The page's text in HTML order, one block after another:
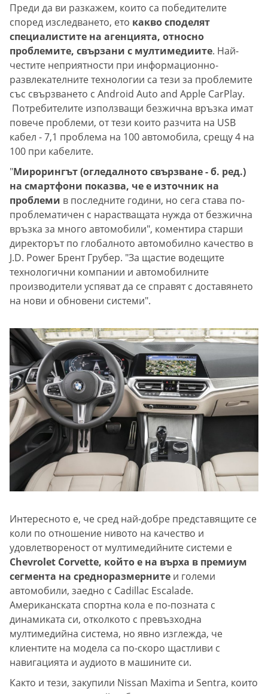
Преди да ви разкажем, които са победителите
според изследването, ето какво споделят
специалистите на агенцията, относно
проблемите, свързани с мултимедиите. Най-
честите неприятности при информационно-
развлекателните технологии са тези за проблемите
със свързването с Android Auto and Apple CarPlay.
Потребителите използващи безжична връзка имат
повече проблеми, от тези които разчита на USB
кабел - 7,1 проблема на 100 автомобила, срещу 4 на
100 при кабелите.
"Мирорингът (огледалното свързване - б. ред.)
на смартфони показва, че е източник на
проблеми в последните години, но сега става по-
проблематичен с нарастващата нужда от безжична
връзка за много автомобили", коментира старши
директорът по глобалното автомобилно качество в
J.D. Power Брент Грубер. "За щастие водещите
технологични компании и автомобилните
производители успяват да се справят с доставянето
на нови и обновени системи".
Интересното е, че сред най-добре представящите се
коли по отношение нивото на качество и
удовлетвореност от мултимедийните системи е
Chevrolet Corvette, който е на върха в премиум
сегмента на средноразмерните и големи
автомобили, заедно с Cadillac Escalade.
Американската спортна кола е по-позната с
динамиката си, отколкото с превъзходна
мултимедийна система, но явно изглежда, че
клиентите на модела са по-скоро щастливи с
навигацията и аудиото в машините си.
Както и тези, закупили Nissan Maxima и Sentra, които